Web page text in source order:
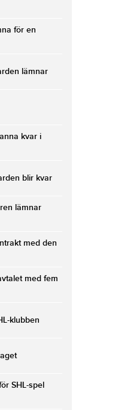
för en
lämnar
kvar i
blir kvar
lämnar
med den
med fem
klubben
SHL-spel